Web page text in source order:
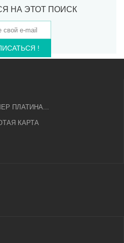
НА ЭТОТ ПОИСК
!
ПЛАТИНА...
КАРТА